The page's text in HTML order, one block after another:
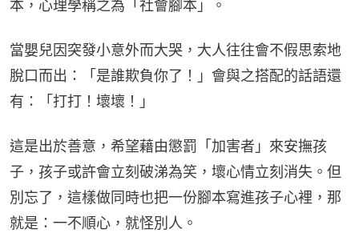
本，心理學稱之為「社會腳本」。
當嬰兒因突發小意外而大哭，大人往往會不假思索地
脫口而出：「是誰欺負你了！」會與之搭配的話語還
有：「打打！壞壞！」
這是出於善意，希望藉由懲罰「加害者」來安撫孩
子，孩子或許會立刻破涕為笑，壞心情立刻消失。但
別忘了，這樣做同時也把一份腳本寫進孩子心裡，那
就是：一不順心，就怪別人。